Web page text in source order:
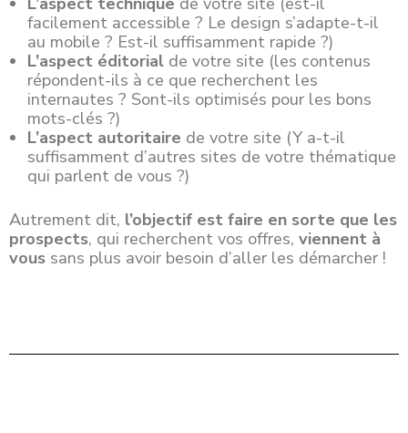
facilement accessible ? Le design s’adapte-t-il
au mobile ? Est-il suffisamment rapide ?)
L’aspect éditorial de votre site (les contenus
répondent-ils à ce que recherchent les
internautes ? Sont-ils optimisés pour les bons
mots-clés ?)
L’aspect autoritaire de votre site (Y a-t-il
suffisamment d’autres sites de votre thématique
qui parlent de vous ?)
Autrement dit, l’objectif est faire en sorte que les
prospects, qui recherchent vos offres, viennent à
vous sans plus avoir besoin d’aller les démarcher !